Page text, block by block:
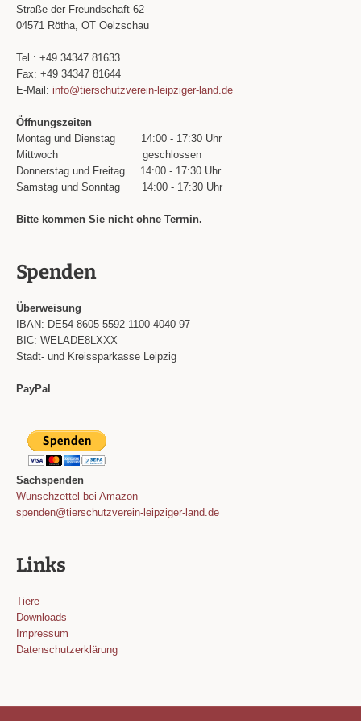
Straße der Freundschaft 62
04571 Rötha, OT Oelzschau
Tel.: +49 34347 81633
Fax: +49 34347 81644
E-Mail:info@tierschutzverein-leipziger-land.de
Öffnungszeiten
Montag und Dienstag
14:00 - 17:30 Uhr
Mittwoch
geschlossen
Donnerstag und Freitag
14:00 - 17:30 Uhr
Samstag und Sonntag
14:00 - 17:30 Uhr
Bitte kommen Sie nicht ohne Termin.
Spenden
Überweisung
IBAN: DE54 8605 5592 1100 4040 97
BIC: WELADE8LXXX
Stadt- und Kreissparkasse Leipzig
PayPal
Sachspenden
Wunschzettel bei Amazon
spenden@tierschutzverein-leipziger-land.de
Links
Tiere
Downloads
Impressum
Datenschutzerklärung